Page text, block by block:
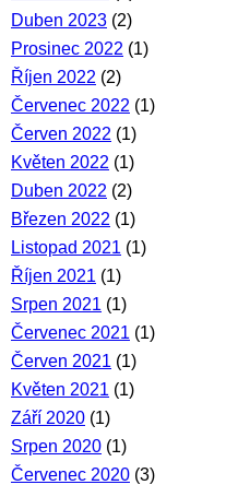
Duben 2023 (2)
Prosinec 2022 (1)
Říjen 2022 (2)
Červenec 2022 (1)
Červen 2022 (1)
Květen 2022 (1)
Duben 2022 (2)
Březen 2022 (1)
Listopad 2021 (1)
Říjen 2021 (1)
Srpen 2021 (1)
Červenec 2021 (1)
Červen 2021 (1)
Květen 2021 (1)
Září 2020 (1)
Srpen 2020 (1)
Červenec 2020 (3)